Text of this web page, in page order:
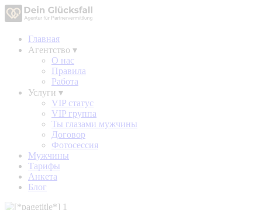
Главная
Агентство ▾
О нас
Правила
Работа
Услуги ▾
VIP статус
VIP группа
Ты глазами мужчины
Договор
Фотосессия
Мужчины
Тарифы
Анкета
Блог